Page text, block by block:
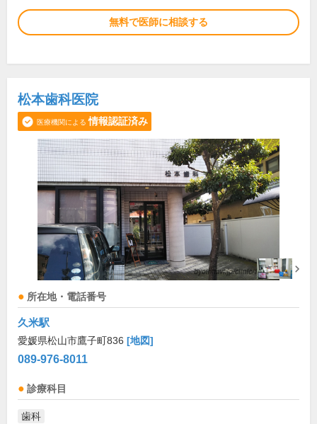
無料で医師に相談する
松本歯科医院
医療機関による 情報認証済み
所在地・電話番号
久米駅
愛媛県松山市鷹子町836 [地図]
089-976-8011
診療科目
歯科